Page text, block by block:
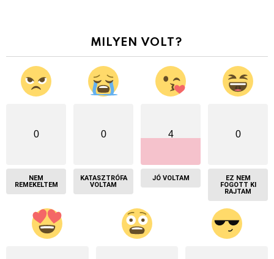
MILYEN VOLT?
0
NEM
REMEKELTEM
0
KATASZTRÓFA
VOLTAM
4
JÓ VOLTAM
0
EZ NEM
FOGOTT KI
RAJTAM